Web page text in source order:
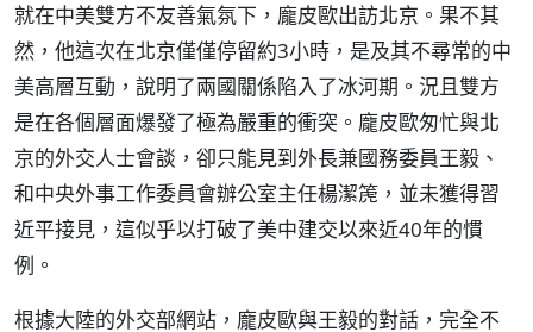
就在中美雙方不友善氣氛下，龐皮歐出訪北京。果不其
然，他這次在北京僅僅停留約3小時，是及其不尋常的中
美高層互動，說明了兩國關係陷入了冰河期。況且雙方
是在各個層面爆發了極為嚴重的衝突。龐皮歐匆忙與北
京的外交人士會談，卻只能見到外長兼國務委員王毅、
和中央外事工作委員會辦公室主任楊潔箎，並未獲得習
近平接見，這似乎以打破了美中建交以來近40年的慣
例。
根據大陸的外交部網站，龐皮歐與王毅的對話，完全不